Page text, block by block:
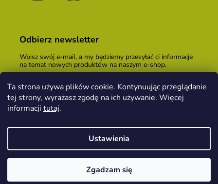
Ta strona używa plików cookie. Kontynuując przeglądanie
tej strony, wyrażasz zgodę na ich używanie. Więcej
informacji tutaj.
Ustawienia
Zgadzam się
Odbierz newsletter
Wpisz swój e-mail, a my będziemy przesyłać ci informacje
na temat nowych produktów na naszym e-shop.
Podając adres e-mail, zgadzasz się zwarunkami
handlowymi
ZALOGUJ SIĘ
Opracował Shoptet&PekneWeby
Kopeček dom winiarski